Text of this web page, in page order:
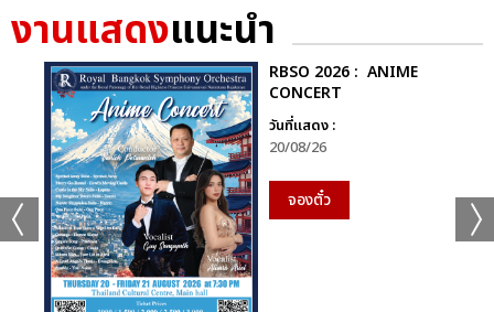
งานแสดงแนะนำ
RBSO 2026 : ANIME
CONCERT
วันที่แสดง :
20/08/26
จองตั๋ว